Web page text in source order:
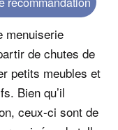
menuiserie
de chutes de
petits meubles et
Bien qu’il
ceux-ci sont de